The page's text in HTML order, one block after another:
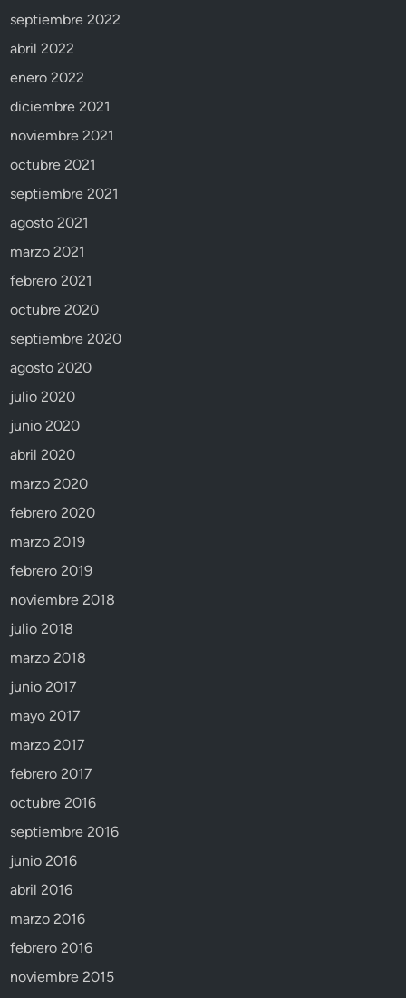
septiembre 2022
abril 2022
enero 2022
diciembre 2021
noviembre 2021
octubre 2021
septiembre 2021
agosto 2021
marzo 2021
febrero 2021
octubre 2020
septiembre 2020
agosto 2020
julio 2020
junio 2020
abril 2020
marzo 2020
febrero 2020
marzo 2019
febrero 2019
noviembre 2018
julio 2018
marzo 2018
junio 2017
mayo 2017
marzo 2017
febrero 2017
octubre 2016
septiembre 2016
junio 2016
abril 2016
marzo 2016
febrero 2016
noviembre 2015